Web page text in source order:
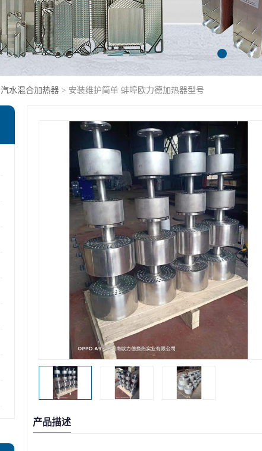
汽水混合加热器 > 安装维护简单 蚌埠欧力德加热器型号
产品描述